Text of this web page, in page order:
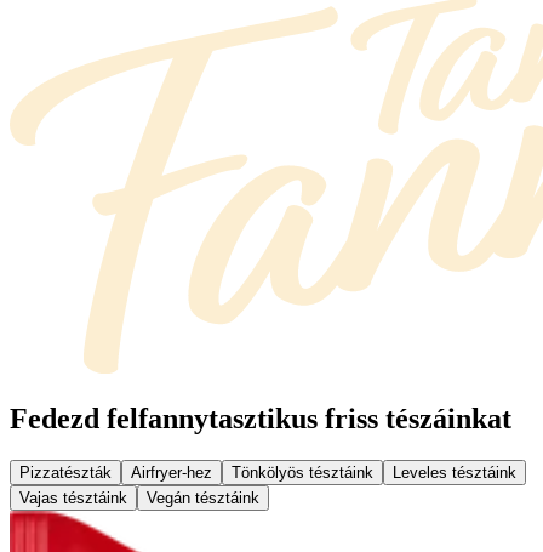
Fedezd felfannytasztikus friss tészáinkat
Pizzatészták Airfryer-hez Tönkölyös tésztáink
Leveles tésztáink
Vajas tésztáink
Vegán tésztáink